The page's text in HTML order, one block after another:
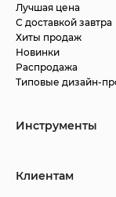
Лучшая цена
С доставкой завтра
Хиты продаж
Новинки
Распродажа
Типовые дизайн-
Инструменты
Клиентам